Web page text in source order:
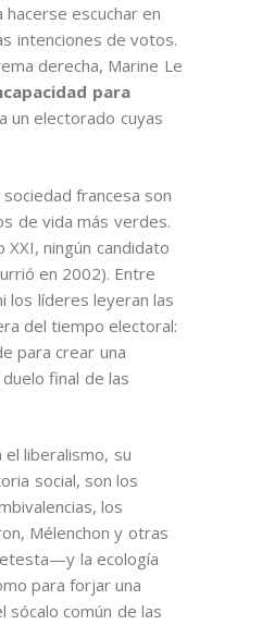
escuchar en
intenciones de votos.
derecha, Marine Le
para
un electorado cuyas
francesa son
de vida más verdes.
XXI, ningún candidato
en 2002). Entre
los líderes leyeran las
del tiempo electoral:
para crear una
final de las
liberalismo, su
social, son los
los
Mélenchon y otras
la ecología
para forjar una
sócalo común de las